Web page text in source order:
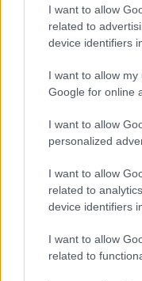
I want to allow
related to
device identifiers
I want to allow
Google for online
I want to allow
personalized
I want to allow
related to
device identifiers
I want to allow
related to
anni fa erano
terzo strumento,
Quindi ora il
monitorare i rischi
piani di
Le banche sono
diktat verdie
che si è passati dal
che rispettano le
ha lesinato